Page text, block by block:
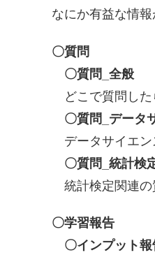
なにか有益な情
〇質問
〇質問_全般
どこで質問した
〇質問_データ
データサイエン
〇質問_統計検
統計検定関連の
〇学習報告
〇インプット報